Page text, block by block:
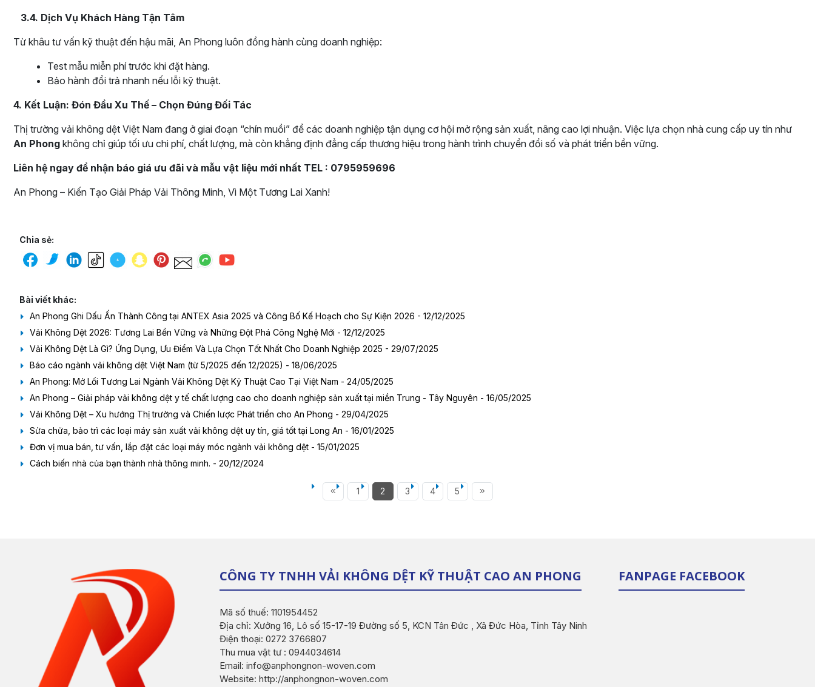
3.4. Dịch Vụ Khách Hàng Tận Tâm
Từ khâu tư vấn kỹ thuật đến hậu mãi, An Phong luôn đồng hành cùng doanh nghiệp:
Test mẫu miễn phí trước khi đặt hàng.
Bảo hành đổi trả nhanh nếu lỗi kỹ thuật.
4. Kết Luận: Đón Đầu Xu Thế – Chọn Đúng Đối Tác
Thị trường vải không dệt Việt Nam đang ở giai đoạn “chín muồi” để các doanh nghiệp tận dụng cơ hội mở rộng sản xuất, nâng cao lợi nhuận. Việc lựa chọn nhà cung cấp uy tín như
An Phong không chỉ giúp tối ưu chi phí, chất lượng, mà còn khẳng định đẳng cấp thương hiệu trong hành trình chuyển đổi số và phát triển bền vững.
Liên hệ ngay để nhận báo giá ưu đãi và mẫu vật liệu mới nhất TEL : 0795959696
An Phong – Kiến Tạo Giải Pháp Vải Thông Minh, Vì Một Tương Lai Xanh!
Chia sẻ:
Bài viết khác:
An Phong Ghi Dấu Ấn Thành Công tại ANTEX Asia 2025 và Công Bố Kế Hoạch cho Sự Kiện 2026 - 12/12/2025
Vải Không Dệt 2026: Tương Lai Bền Vững và Những Đột Phá Công Nghệ Mới - 12/12/2025
Vải Không Dệt Là Gì? Ứng Dụng, Ưu Điểm Và Lựa Chọn Tốt Nhất Cho Doanh Nghiệp 2025 - 29/07/2025
Báo cáo ngành vải không dệt Việt Nam (từ 5/2025 đến 12/2025) - 18/06/2025
An Phong: Mở Lối Tương Lai Ngành Vải Không Dệt Kỹ Thuật Cao Tại Việt Nam - 24/05/2025
An Phong – Giải pháp vải không dệt y tế chất lượng cao cho doanh nghiệp sản xuất tại miền Trung - Tây Nguyên - 16/05/2025
Vải Không Dệt – Xu hướng Thị trường và Chiến lược Phát triển cho An Phong - 29/04/2025
Sửa chữa, bảo trì các loại máy sản xuất vải không dệt uy tín, giá tốt tại Long An - 16/01/2025
Đơn vị mua bán, tư vấn, lắp đặt các loại máy móc ngành vải không dệt - 15/01/2025
Cách biến nhà của bạn thành nhà thông minh. - 20/12/2024
1 2 3 4 5
CÔNG TY TNHH VẢI KHÔNG DỆT KỸ THUẬT CAO AN PHONG
Mã số thuế: 1101954452
Địa chỉ: Xưởng 16, Lô số 15-17-19 Đường số 5, KCN Tân Đức , Xã Đức Hòa, Tỉnh Tây Ninh
Điện thoại: 0272 3766807
Thu mua vật tư : 0944034614
Email: info@anphongnon-woven.com
Website: http://anphongnon-woven.com
FANPAGE FACEBOOK